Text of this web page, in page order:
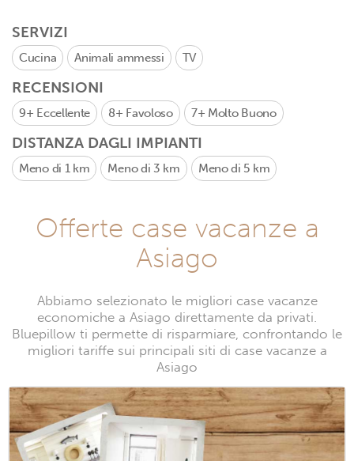
SERVIZI
Cucina Animali ammessi TV
RECENSIONI
9+ Eccellente 8+ Favoloso 7+ Molto Buono
DISTANZA DAGLI IMPIANTI
Meno di 1 km Meno di 3 km Meno di 5 km
Offerte case vacanze a
Asiago
Abbiamo selezionato le migliori case vacanze
economiche a Asiago direttamente da privati.
Bluepillow ti permette di risparmiare, confrontando le
migliori tariffe sui principali siti di case vacanze a
Asiago